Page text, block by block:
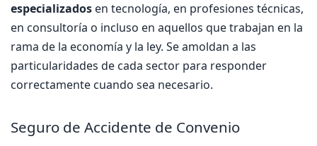
especializados en tecnología, en profesiones técnicas,
en consultoría o incluso en aquellos que trabajan en la
rama de la economía y la ley. Se amoldan a las
particularidades de cada sector para responder
correctamente cuando sea necesario.
Seguro de Accidente de Convenio